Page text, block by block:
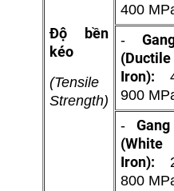
Độ bền
kéo
(Tensile
Strength)
400
-
(Ductile
Iron):
900
-
Iron):
800